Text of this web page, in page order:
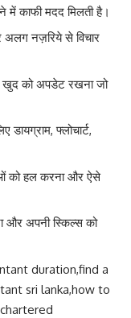
काफी मदद मिलती है।
नज़रिये से विचार
को अपडेट रखना जो
डायग्राम, फ्लोचार्ट,
को हल करना और ऐसे
और अपनी स्किल्स को
duration,find a
sri lanka,how to